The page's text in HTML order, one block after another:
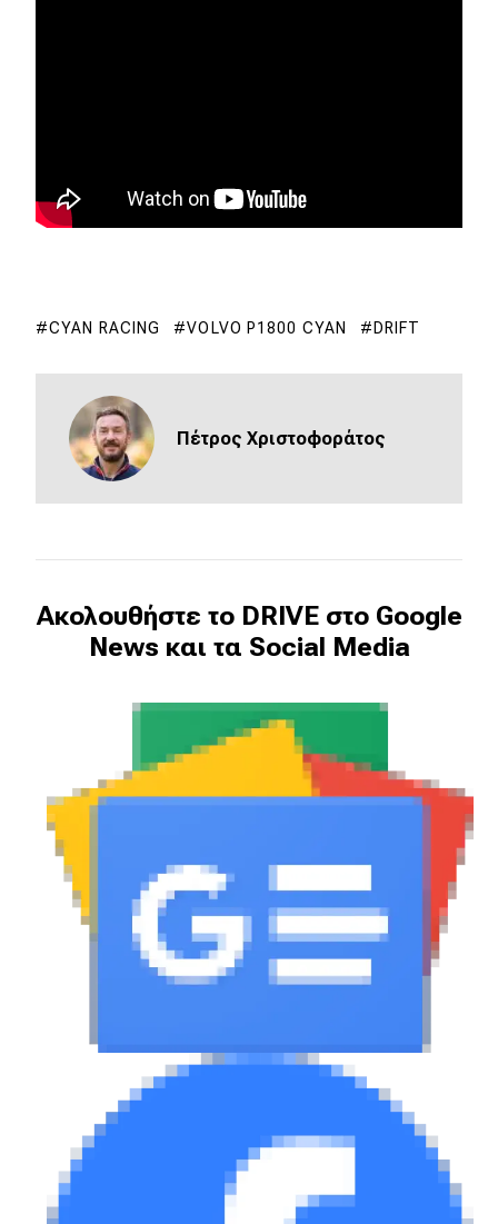
Αγώνες
Formula 1
Motorsport
Eco
Νέα
Classic
Παρουσιάσεις
DRIVE Away
MOTO
Μεταχειρισμένο
Συμβουλές
Χρηστικά
Συμβουλές
CYAN RACING VOLVO P1800 CYAN DRIFT
Πέτρος Χριστοφοράτος
Ακολουθήστε το DRIVE στο Google
News και τα Social Media